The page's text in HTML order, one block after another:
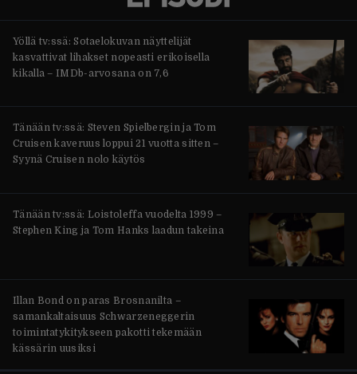
Yöllä tv:ssä: Sotaelokuvan näyttelijät
kasvattivat lihakset nopeasti erikoisella
kikalla – IMDb-arvosana on 7,6
Tänään tv:ssä: Steven Spielbergin ja Tom
Cruisen kaveruus loppui 21 vuotta sitten –
Syynä Cruisen nolo käytös
Tänään tv:ssä: Loistoleffa vuodelta 1999 –
Stephen King ja Tom Hanks laadun takeina
Illan Bond on paras Brosnanilta –
samankaltaisuus Schwarzeneggerin
toimintatykitykseen pakotti tekemään
kässärin uusiksi